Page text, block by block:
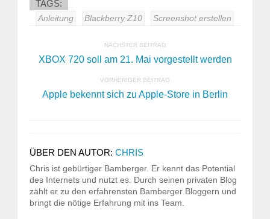
TAGS:
Anleitung Blackberry Z10 Screenshot erstellen
NÄCHSTER BEITRAG
XBOX 720 soll am 21. Mai vorgestellt werden
VORHERIGER BEITRAG
Apple bekennt sich zu Apple-Store in Berlin
ÜBER DEN AUTOR: CHRIS
Chris ist gebürtiger Bamberger. Er kennt das Potential
des Internets und nutzt es. Durch seinen privaten Blog
zählt er zu den erfahrensten Bamberger Bloggern und
bringt die nötige Erfahrung mit ins Team.